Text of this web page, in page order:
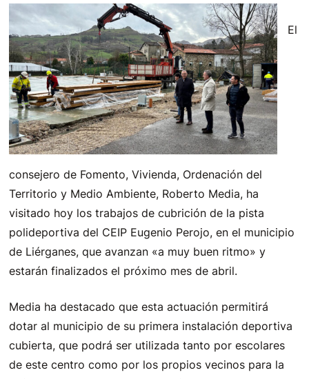
El
consejero de Fomento, Vivienda, Ordenación del
Territorio y Medio Ambiente, Roberto Media, ha
visitado hoy los trabajos de cubrición de la pista
polideportiva del CEIP Eugenio Perojo, en el municipio
de Liérganes, que avanzan «a muy buen ritmo» y
estarán finalizados el próximo mes de abril.
Media ha destacado que esta actuación permitirá
dotar al municipio de su primera instalación deportiva
cubierta, que podrá ser utilizada tanto por escolares
de este centro como por los propios vecinos para la